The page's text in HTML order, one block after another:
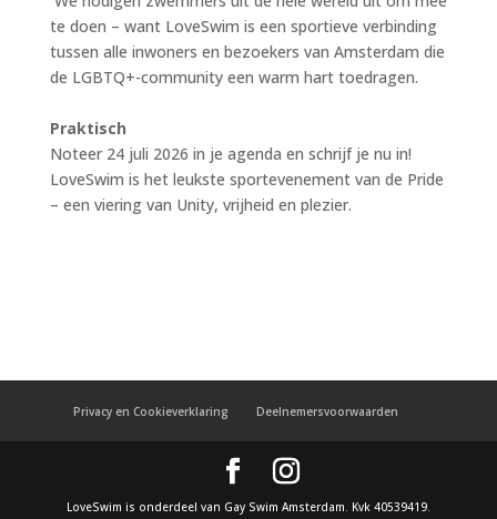
te doen – want LoveSwim is een sportieve verbinding
tussen alle inwoners en bezoekers van Amsterdam die
de LGBTQ+-community een warm hart toedragen.
Praktisch
Noteer 24 juli 2026 in je agenda en schrijf je nu in!
LoveSwim is het leukste sportevenement van de Pride
– een viering van Unity, vrijheid en plezier.
Privacy en Cookieverklaring Deelnemersvoorwaarden
LoveSwim is onderdeel van Gay Swim Amsterdam. Kvk 40539419.